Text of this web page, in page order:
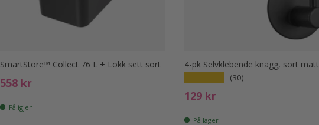
SmartStore™ Collect 76 L + Lokk sett sort
Ord. pris
558 kr
Få igjen!
4-pk Selvklebende knagg, sort matt
(30)
Ord. pris
129 kr
På lager